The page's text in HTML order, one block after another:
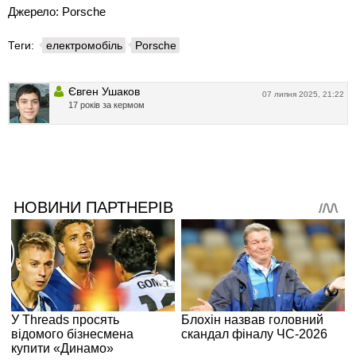
Джерело: Porsche
Теги: електромобіль Porsche
07 липня 2025, 21:22
Євген Ушаков
17 років за кермом